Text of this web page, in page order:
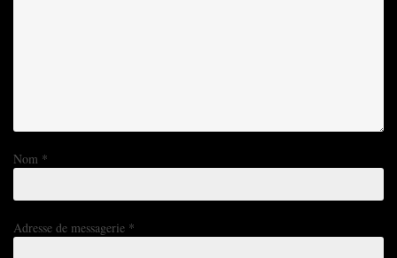
Nom *
Adresse de messagerie *